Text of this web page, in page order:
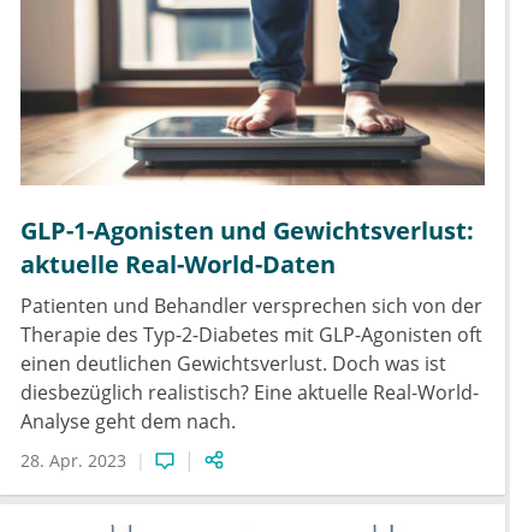
GLP-1-Agonisten und Gewichtsverlust:
aktuelle Real-World-Daten
Patienten und Behandler versprechen sich von der
Therapie des Typ-2-Diabetes mit GLP-Agonisten oft
einen deutlichen Gewichtsverlust. Doch was ist
diesbezüglich realistisch? Eine aktuelle Real-World-
Analyse geht dem nach.
28. Apr. 2023